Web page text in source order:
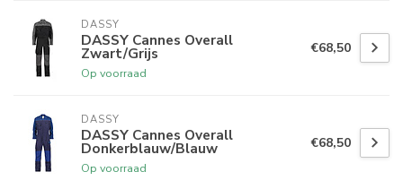
DASSY
DASSY Cannes Overall
Zwart/Grijs
Op voorraad
€68,50
DASSY
DASSY Cannes Overall
Donkerblauw/Blauw
Op voorraad
€68,50